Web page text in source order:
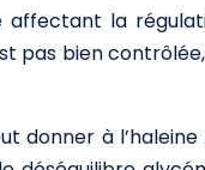
la
pas bien
donner à